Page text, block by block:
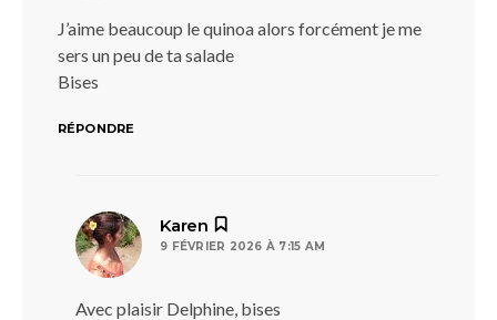
J’aime beaucoup le quinoa alors forcément je me
sers un peu de ta salade
Bises
RÉPONDRE
Karen
9 FÉVRIER 2026 À 7:15 AM
Avec plaisir Delphine, bises